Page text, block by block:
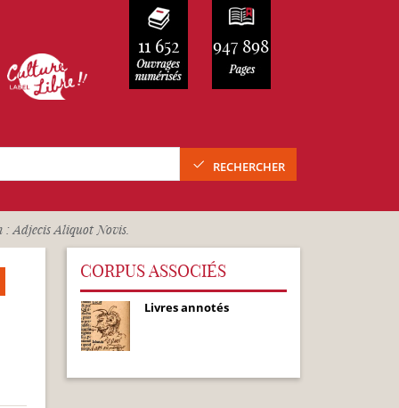
11 652 947 898
RECHERCHER
Adjecis Aliquot Novis.
CORPUS ASSOCIÉS
Livres annotés